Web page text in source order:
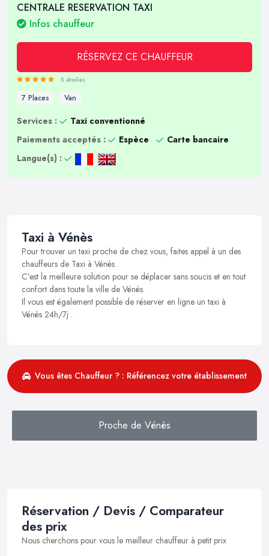
CENTRALE RESERVATION TAXI
Infos chauffeur
RÉSERVEZ CE CHAUFFEUR
5 étoiles
7 Places Van
Services :
Taxi conventionné
Paiements acceptés :
Espèce
Carte bancaire
Langue(s) :
Taxi à Vénès
Pour trouver un taxi proche de chez vous, faites appel à un des
chauffeurs de Taxi à Vénès .
C’est la meilleure solution pour se déplacer sans soucis et en tout
confort dans toute la ville de Vénès.
Il vous est également possible de réserver en ligne un taxi à
Vénès 24h/7j .
Vous êtes Chauffeur ? : Référencez votre établissement
Proche de Vénès
Réservation / Devis / Comparateur
des prix
Nous cherchons pour vous le meilleur chauffeur à petit prix